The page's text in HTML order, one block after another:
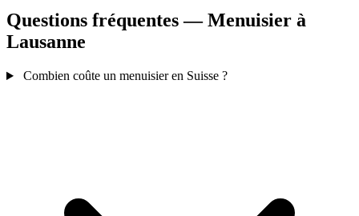
Questions fréquentes — Menuisier à
Lausanne
Combien coûte un menuisier en Suisse ?